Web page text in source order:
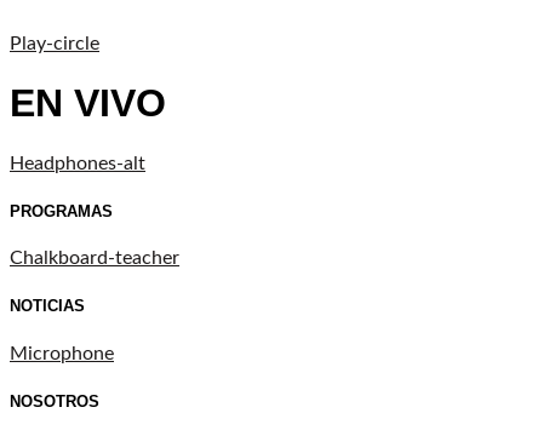
Play-circle
EN VIVO
Headphones-alt
PROGRAMAS
Chalkboard-teacher
NOTICIAS
Microphone
NOSOTROS